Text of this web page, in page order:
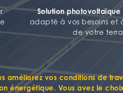
Solution
adapté à vos besoins et
de votre
améliorez vos conditions de
énergétique. Vous avez le